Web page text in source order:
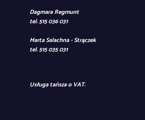
Dagmara Regmunt
tel. 515 036 031
Marta Salachna - Strączek
tel. 515 035 031
Usługa tańsza o VAT.